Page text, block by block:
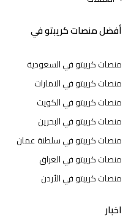
أفضل منصات كريبتو في
منصات كريبتو في السعودية
منصات كريبتو في الامارات
منصات كريبتو في الكويت
منصات كريبتو في البحرين
منصات كريبتو في سلطنة عمان
منصات كريبتو في العراق
منصات كريبتو في الأردن
اخبار